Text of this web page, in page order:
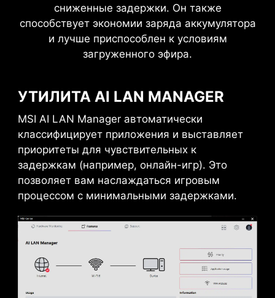
сниженные задержки. Он также
способствует экономии заряда аккумулятора
и лучше приспособлен к условиям
загруженного эфира.
УТИЛИТА AI LAN MANAGER
MSI AI LAN Manager автоматически
классифицирует приложения и выставляет
приоритеты для чувствительных к
задержкам (например, онлайн-игр). Это
позволяет вам наслаждаться игровым
процессом с минимальными задержками.